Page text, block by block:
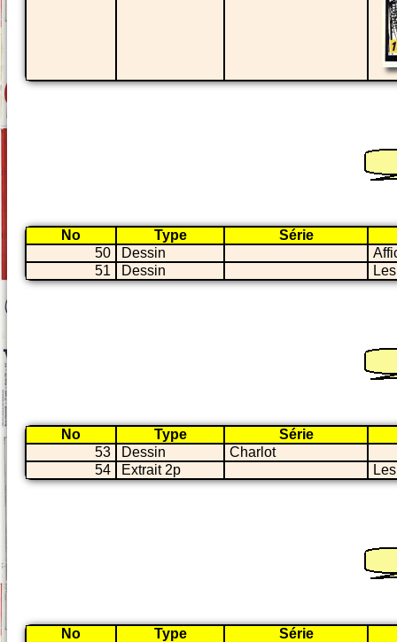
No Type
Série
50
Dessin
51
Dessin
No Type
Série
53
Dessin
Charlot
54
Extrait 2p
No Type
Série